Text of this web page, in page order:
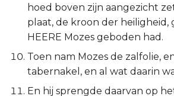
2 Timótheüs
Titus
Filémon
Hebreeën
hoed boven zijn aangezicht
plaat, de kroon der heiligheid,
HEERE Mozes geboden had.
Toen nam Mozes de zalfolie,
tabernakel, en al wat daarin
En hij sprengde daarvan op